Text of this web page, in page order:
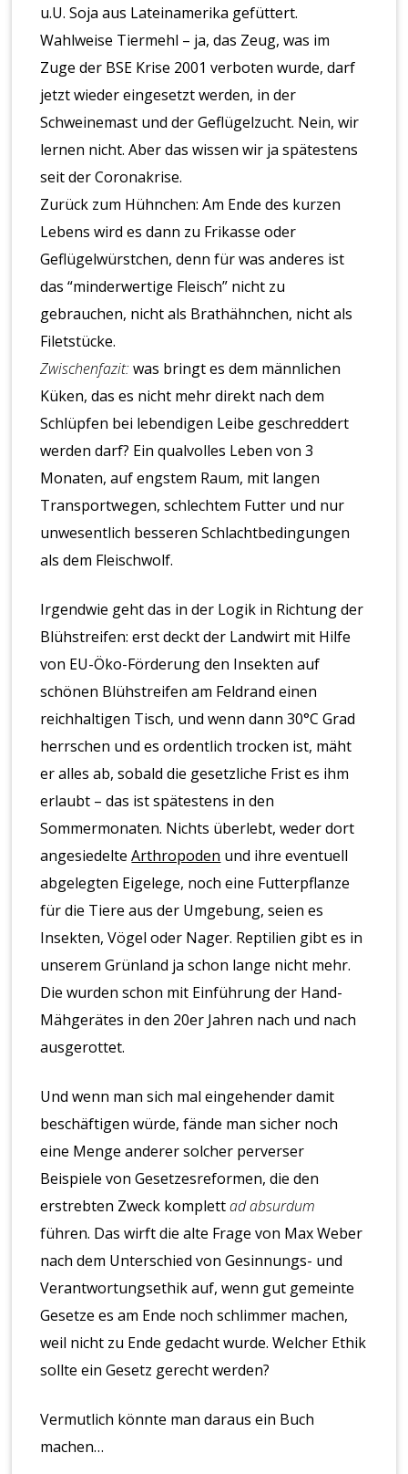
u.U. Soja aus Lateinamerika gefüttert.
Wahlweise Tiermehl – ja, das Zeug, was im
Zuge der BSE Krise 2001 verboten wurde, darf
jetzt wieder eingesetzt werden, in der
Schweinemast und der Geflügelzucht. Nein, wir
lernen nicht. Aber das wissen wir ja spätestens
seit der Coronakrise.
Zurück zum Hühnchen: Am Ende des kurzen
Lebens wird es dann zu Frikasse oder
Geflügelwürstchen, denn für was anderes ist
das “minderwertige Fleisch” nicht zu
gebrauchen, nicht als Brathähnchen, nicht als
Filetstücke.
Zwischenfazit:was bringt es dem männlichen
Küken, das es nicht mehr direkt nach dem
Schlüpfen bei lebendigen Leibe geschreddert
werden darf? Ein qualvolles Leben von 3
Monaten, auf engstem Raum, mit langen
Transportwegen, schlechtem Futter und nur
unwesentlich besseren Schlachtbedingungen
als dem Fleischwolf.
Irgendwie geht das in der Logik in Richtung der
Blühstreifen: erst deckt der Landwirt mit Hilfe
von EU-Öko-Förderung den Insekten auf
schönen Blühstreifen am Feldrand einen
reichhaltigen Tisch, und wenn dann 30°C Grad
herrschen und es ordentlich trocken ist, mäht
er alles ab, sobald die gesetzliche Frist es ihm
erlaubt – das ist spätestens in den
Sommermonaten. Nichts überlebt, weder dort
angesiedelteArthropoden und ihre eventuell
abgelegten Eigelege, noch eine Futterpflanze
für die Tiere aus der Umgebung, seien es
Insekten, Vögel oder Nager. Reptilien gibt es in
unserem Grünland ja schon lange nicht mehr.
Die wurden schon mit Einführung der Hand-
Mähgerätes in den 20er Jahren nach und nach
ausgerottet.
Und wenn man sich mal eingehender damit
beschäftigen würde, fände man sicher noch
eine Menge anderer solcher perverser
Beispiele von Gesetzesreformen, die den
erstrebten Zweck komplettad absurdum
führen. Das wirft die alte Frage von Max Weber
nach dem Unterschied von Gesinnungs- und
Verantwortungsethik auf, wenn gut gemeinte
Gesetze es am Ende noch schlimmer machen,
weil nicht zu Ende gedacht wurde. Welcher Ethik
sollte ein Gesetz gerecht werden?
Vermutlich könnte man daraus ein Buch
machen…